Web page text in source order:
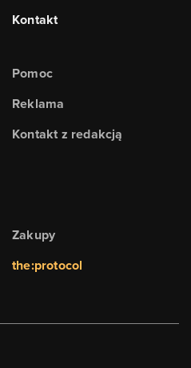
Kontakt
Pomoc
Reklama
Kontakt z redakcją
Zakupy
the:protocol